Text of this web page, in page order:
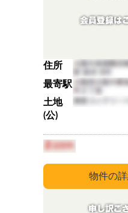
住所
最寄駅
土地
(公)